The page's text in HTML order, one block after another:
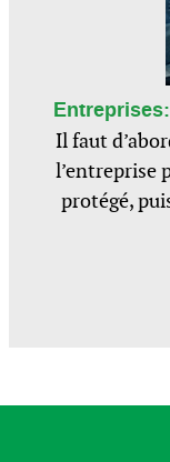
Il faut
l’entreprise
protégé,